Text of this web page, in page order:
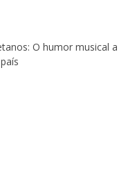
O humor musical a